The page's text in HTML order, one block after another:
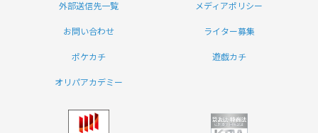
外部送信先一覧 メディアポリシー
お問い合わせ ライター募集
ポケカチ 遊戯カチ
オリパアカデミー